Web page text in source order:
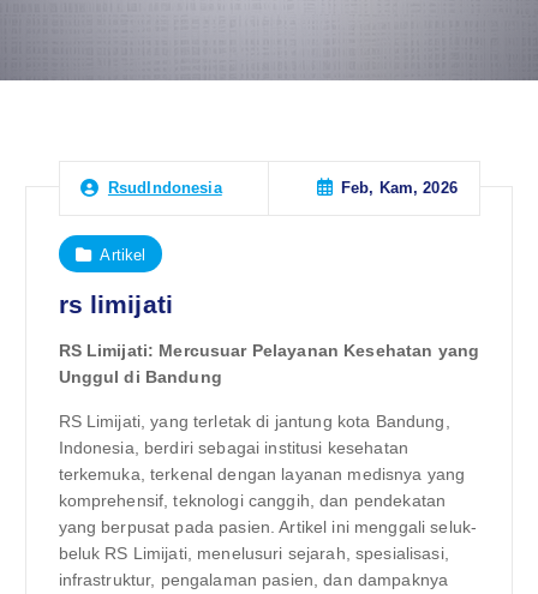
RsudIndonesia Feb, Kam, 2026
Artikel
rs limijati
RS Limijati: Mercusuar Pelayanan Kesehatan yang
Unggul di Bandung
RS Limijati, yang terletak di jantung kota Bandung,
Indonesia, berdiri sebagai institusi kesehatan
terkemuka, terkenal dengan layanan medisnya yang
komprehensif, teknologi canggih, dan pendekatan
yang berpusat pada pasien. Artikel ini menggali seluk-
beluk RS Limijati, menelusuri sejarah, spesialisasi,
infrastruktur, pengalaman pasien, dan dampaknya